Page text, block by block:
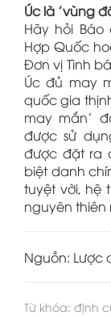
Úc là 'vùng
Hãy hỏi
Hợp Quốc
Đơn vị Tình
Úc đủ may
quốc gia
may mắn'
được sử
được đặt ra
biệt danh
tuyệt vời, hệ
nguyên thiên
Nguồn: Lược
Từ khóa: định